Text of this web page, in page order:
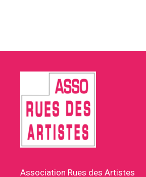
Association Rues des Artistes